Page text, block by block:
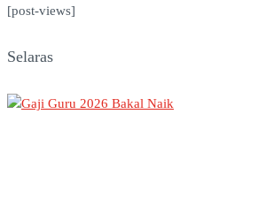
[post-views]
Selaras